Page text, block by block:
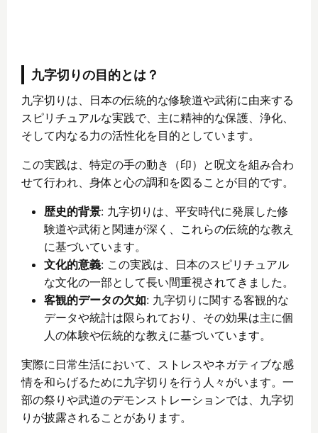
九字切りの目的とは？
九字切りは、日本の伝統的な修験道や武術に由来する
スピリチュアルな実践で、主に精神的な保護、浄化、
そして内なる力の活性化を目的としています。
この実践は、特定の手の動き（印）と呪文を組み合わ
せて行われ、身体と心の調和を図ることが目的です。
歴史的背景: 九字切りは、平安時代に発展した修
験道や武術と関連が深く、これらの伝統的な教え
に基づいています。
文化的意義: この実践は、日本のスピリチュアル
な文化の一部として長い間重視されてきました。
客観的データの欠如: 九字切りに関する客観的な
データや統計は限られており、その効果は主に個
人の体験や伝統的な教えに基づいています。
実際に日常生活において、ストレスやネガティブな感
情を和らげるために九字切りを行う人々がいます。一
部の祭りや武道のデモンストレーションでは、九字切
りが披露されることがあります。